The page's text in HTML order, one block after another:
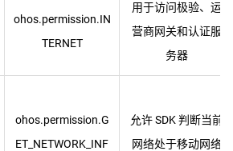
ohos.permission.IN
TERNET
用于访问极验、运
营商网关和认证服
ohos.permission.G
ET_NETWORK_INF
允许 SDK 判断当前
网络处于移动网络